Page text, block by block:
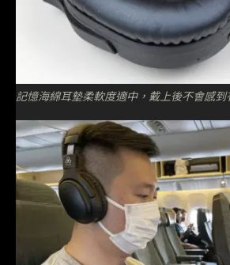
記憶海綿耳墊柔軟度適中，戴上後不會感到